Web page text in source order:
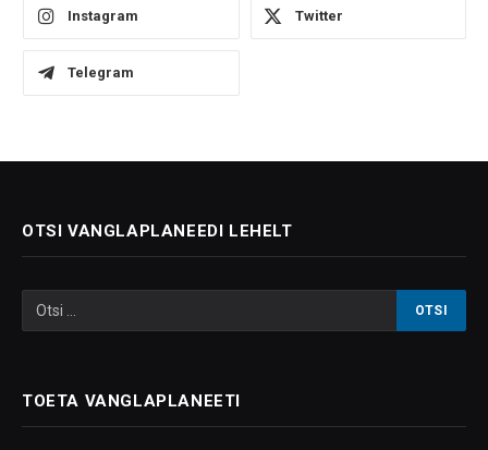
Instagram Twitter
Telegram
OTSI VANGLAPLANEEDI LEHELT
TOETA VANGLAPLANEETI